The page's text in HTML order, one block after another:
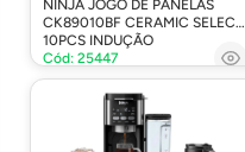
NINJA JOGO DE PANELAS
CK89010BF CERAMIC SELECT
10PCS INDUÇÃO
Cód: 25447